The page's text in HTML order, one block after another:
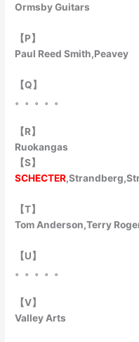
Ormsby Guitars
【P】
Paul Reed Smith,Peavey
【Q】
。。。。。
【R】
Ruokangas
【S】
SCHECTER
【T】
Tom Anderson,Terry
【U】
。。。。。
【V】
Valley Arts